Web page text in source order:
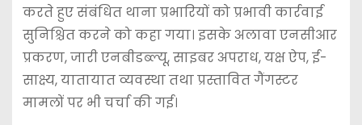
करते हुए संबंधित थाना प्रभारियों को प्रभावी कार्रवाई
सुनिश्चित करने को कहा गया। इसके अलावा एनसीआर
प्रकरण, जारी एनबीडब्ल्यू, साइबर अपराध, यक्ष ऐप, ई-
साक्ष्य, यातायात व्यवस्था तथा प्रस्तावित गैंगस्टर
मामलों पर भी चर्चा की गई।